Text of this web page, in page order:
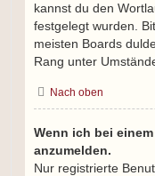
kannst du den
festgelegt wurden.
meisten Boards
Rang unter
Nach oben
Wenn ich bei
anzumelden.
Nur registrierte